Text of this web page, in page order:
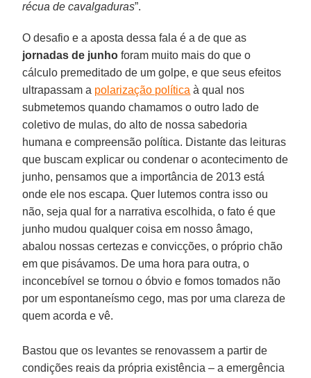
récua de cavalgaduras”.
O desafio e a aposta dessa fala é a de que as
jornadas de junho foram muito mais do que o
cálculo premeditado de um golpe, e que seus efeitos
ultrapassam a polarização política à qual nos
submetemos quando chamamos o outro lado de
coletivo de mulas, do alto de nossa sabedoria
humana e compreensão política. Distante das leituras
que buscam explicar ou condenar o acontecimento de
junho, pensamos que a importância de 2013 está
onde ele nos escapa. Quer lutemos contra isso ou
não, seja qual for a narrativa escolhida, o fato é que
junho mudou qualquer coisa em nosso âmago,
abalou nossas certezas e convicções, o próprio chão
em que pisávamos. De uma hora para outra, o
inconcebível se tornou o óbvio e fomos tomados não
por um espontaneísmo cego, mas por uma clareza de
quem acorda e vê.
Bastou que os levantes se renovassem a partir de
condições reais da própria existência – a emergência